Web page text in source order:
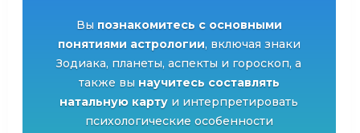
Вы познакомитесь с основными
понятиями астрологии, включая знаки
Зодиака, планеты, аспекты и гороскоп, а
также вы научитесь составлять
натальную карту и интерпретировать
психологические особенности